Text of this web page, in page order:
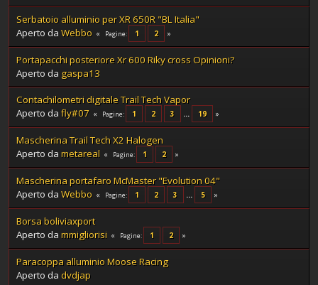
Serbatoio alluminio per XR 650R "BL Italia"
Aperto da Webbo Pagine 1 2
Portapacchi posteriore Xr 600 Riky cross Opinioni?
Aperto da gaspa13
Contachilometri digitale Trail Tech Vapor
Aperto da fly#07 Pagine 1 2 3 ... 19
Mascherina Trail Tech X2 Halogen
Aperto da metareal Pagine 1 2
Mascherina portafaro McMaster "Evolution 04"
Aperto da Webbo Pagine 1 2 3 ... 5
Borsa boliviaxport
Aperto da mmigliorisi Pagine 1 2
Paracoppa alluminio Moose Racing
Aperto da dvdjap